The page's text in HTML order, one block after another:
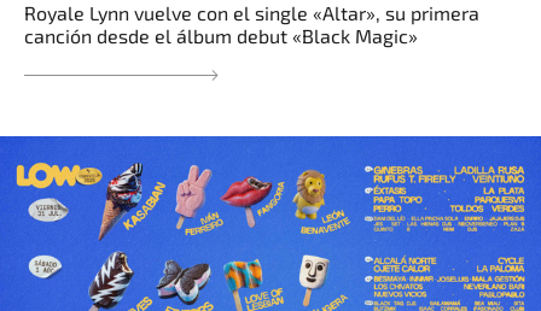
Royale Lynn vuelve con el single «Altar», su primera
canción desde el álbum debut «Black Magic»